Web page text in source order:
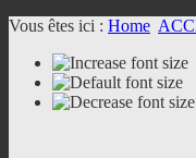
Vous êtes ici : Home